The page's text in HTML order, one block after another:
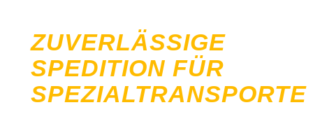
ZUVERLÄSSIGE
SPEDITION FÜR
SPEZIALTRANSPORTE